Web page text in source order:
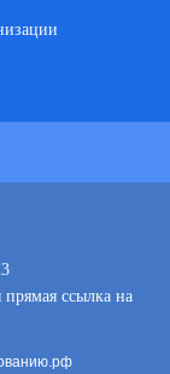
ссылка на